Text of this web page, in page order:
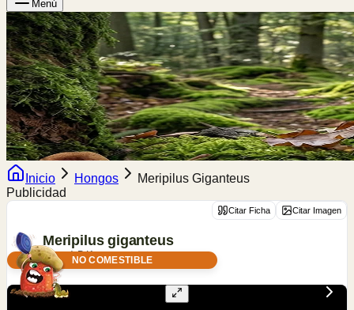
Menú
Inicio Hongos
Meripilus Giganteus
Publicidad
Citar Ficha Citar Imagen
Meripilus giganteus
(Pers.) P.Karst.
NO COMESTIBLE